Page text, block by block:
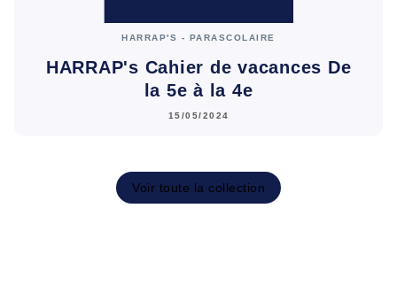
HARRAP'S - PARASCOLAIRE
HARRAP's Cahier de vacances De
la 5e à la 4e
15/05/2024
Voir toute la collection